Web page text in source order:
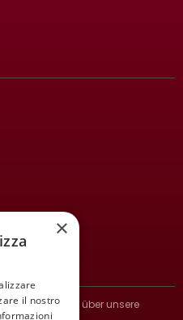
Laufenden über unsere
×
il nostro